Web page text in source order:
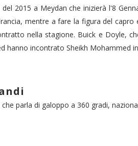
2015 a Meydan che inizierà l'8
mentre a fare la figura del capro
nella stagione. Buick e Doyle,
hanno incontrato Sheikh Mohammed
parla di galoppo a 360 gradi,